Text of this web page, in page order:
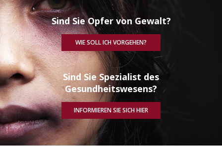
Sind Sie Opfer von Gewalt?
WIE SOLL ICH VORGEHEN?
Sind Sie Spezialist des
Gesundheitswesens?
INFORMIEREN SIE SICH HIER